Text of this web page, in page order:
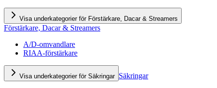
Visa underkategorier för Förstärkare, Dacar & Streamers
Förstärkare, Dacar & Streamers
A/D-omvandlare
RIAA-förstärkare
Visa underkategorier för Säkringar Säkringar